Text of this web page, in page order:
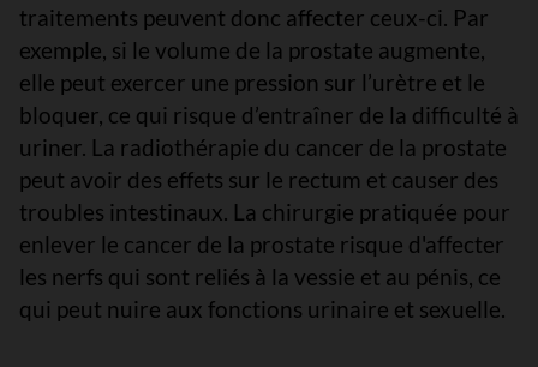
traitements peuvent donc affecter ceux-ci. Par
exemple, si le volume de la prostate augmente,
elle peut exercer une pression sur l’urètre et le
bloquer, ce qui risque d’entraîner de la difficulté à
uriner. La radiothérapie du cancer de la prostate
peut avoir des effets sur le rectum et causer des
troubles intestinaux. La chirurgie pratiquée pour
enlever le cancer de la prostate risque d'affecter
les nerfs qui sont reliés à la vessie et au pénis, ce
qui peut nuire aux fonctions urinaire et sexuelle.